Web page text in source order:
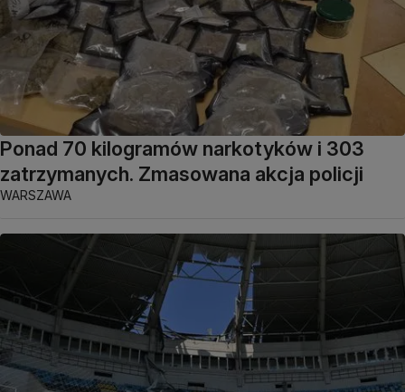
Ponad 70 kilogramów narkotyków i 303
zatrzymanych. Zmasowana akcja policji
WARSZAWA